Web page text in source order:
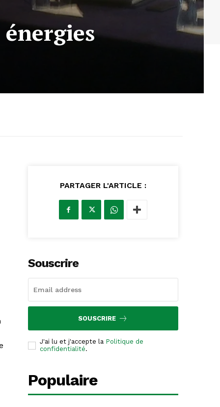
PARTAGER L'ARTICLE :
Souscrire
SOUSCRIRE
J'ai lu et j'accepte la Politique de
confidentialité.
Populaire